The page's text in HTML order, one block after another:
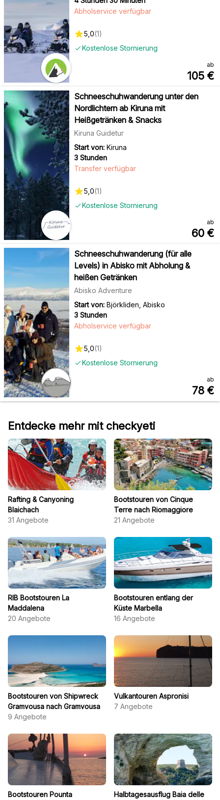
Kostenlose Stornierung
Abholservice verfügbar
5,0(1)
ab
105 €
Schneeschuhwanderung unter den
Nordlichtern ab Kiruna mit
Heißgetränken & Snacks
Kiruna Guidetur
Start von: Kiruna
3 Stunden
Kostenlose Stornierung
Transfer verfügbar
5,0(1)
ab
60 €
Schneeschuhwanderung (für alle
Levels) in Abisko mit Abholung &
heißen Getränken
Abisko Adventure
Start von: Björkliden, Abisko
3 Stunden
Kostenlose Stornierung
Abholservice verfügbar
5,0(1)
ab
78 €
Entdecke mehr mit checkyeti
Rafting & Canyoning
Blaichach
31 Angebote
Bootstouren von Cinque
Terre nach Riomaggiore
21 Angebote
RIB Bootstouren La
Maddalena
20 Angebote
Bootstouren entlang der
Küste Marbella
16 Angebote
Bootstouren von Shipwreck
Gramvousa nach Gramvousa
9 Angebote
Vulkantouren Aspronisi
7 Angebote
Bootstouren Pounta
Halbtagesausflug Baia delle